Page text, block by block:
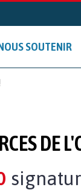
SOUTENIR
DE